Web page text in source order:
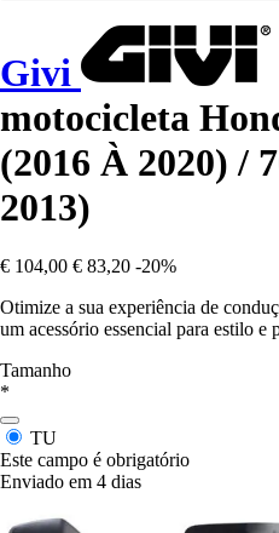
Givi
motocicleta
(2016 À 2020) /
2013)
€ 104,00 € 83,20 -20%
Otimize a sua experiência de
um acessório essencial para estilo e
Tamanho
*
TU
Este campo é obrigatório
Enviado em 4 dias